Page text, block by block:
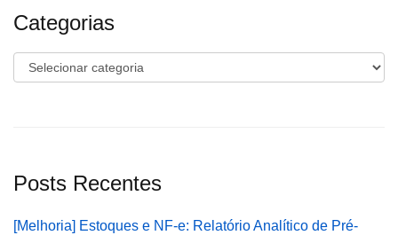
Categorias
Categorias
Posts Recentes
[Melhoria] Estoques e NF-e: Relatório Analítico de Pré-